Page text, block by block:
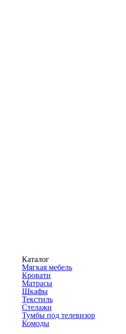
Каталог
Мягкая мебель
Кровати
Матрасы
Шкафы
Текстиль
Стелажи
Тумбы под телевизор
Комоды